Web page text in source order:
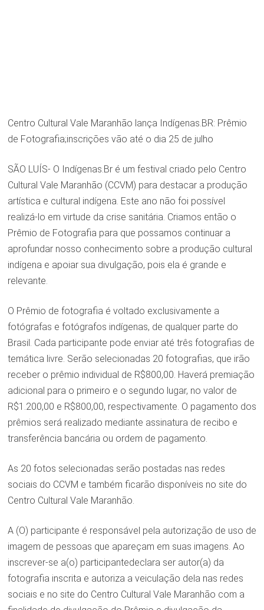
Centro Cultural Vale Maranhão lança Indígenas.BR: Prêmio
de Fotografia;inscrições vão até o dia 25 de julho
SÃO LUÍS- O Indígenas.Br é um festival criado pelo Centro
Cultural Vale Maranhão (CCVM) para destacar a produção
artística e cultural indígena. Este ano não foi possível
realizá-lo em virtude da crise sanitária. Criamos então o
Prêmio de Fotografia para que possamos continuar a
aprofundar nosso conhecimento sobre a produção cultural
indígena e apoiar sua divulgação, pois ela é grande e
relevante.
O Prêmio de fotografia é voltado exclusivamente a
fotógrafas e fotógrafos indígenas, de qualquer parte do
Brasil. Cada participante pode enviar até três fotografias de
temática livre. Serão selecionadas 20 fotografias, que irão
receber o prêmio individual de R$800,00. Haverá premiação
adicional para o primeiro e o segundo lugar, no valor de
R$1.200,00 e R$800,00, respectivamente. O pagamento dos
prêmios será realizado mediante assinatura de recibo e
transferência bancária ou ordem de pagamento.
As 20 fotos selecionadas serão postadas nas redes
sociais do CCVM e também ficarão disponíveis no site do
Centro Cultural Vale Maranhão.
A (O) participante é responsável pela autorização de uso de
imagem de pessoas que apareçam em suas imagens. Ao
inscrever-se a(o) participantedeclara ser autor(a) da
fotografia inscrita e autoriza a veiculação dela nas redes
sociais e no site do Centro Cultural Vale Maranhão com a